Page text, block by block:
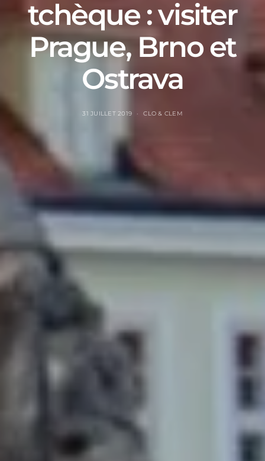
tchèque : visiter
Prague, Brno et
Ostrava
31 JUILLET 2019 CLO & CLEM